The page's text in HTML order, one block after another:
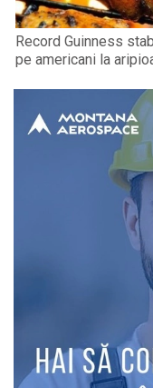
Record Guinness
pe americani la